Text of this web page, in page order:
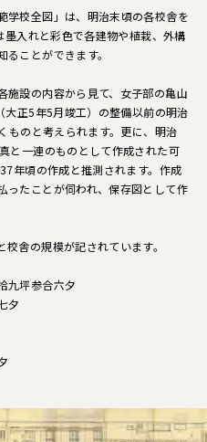
学校全図」は、明治末頃の各校舎を
入れと彩色で各建物や植栽、外構
ことができます。
施設の内容から見て、女子部の亀山
正5年5月竣工）の整備以前の明治
ものと考えられます。更に、明治
と一連のものとして作成された可
年頃の作成と推測されます。作成
ったことが伺われ、保存図として作
舎の規模が記されています。
坪参合六夕
夕